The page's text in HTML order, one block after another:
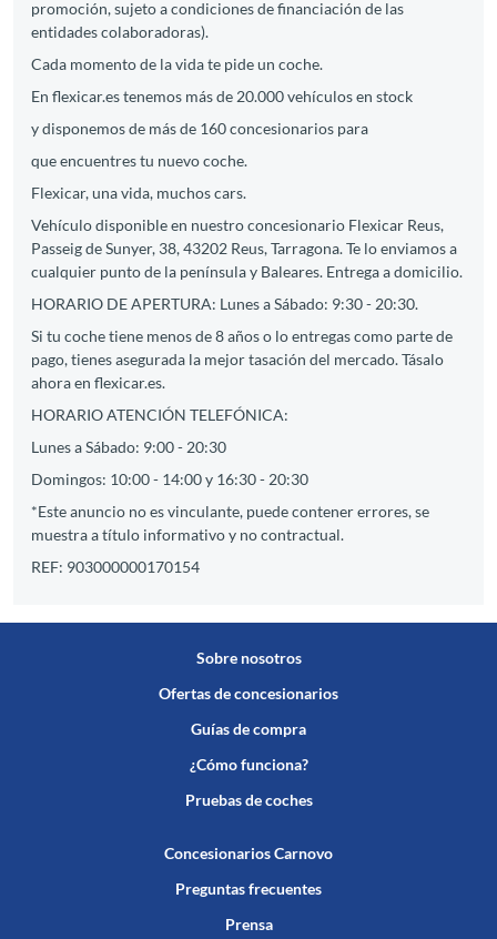
promoción, sujeto a condiciones de financiación de las
entidades colaboradoras).
Cada momento de la vida te pide un coche.
En flexicar.es tenemos más de 20.000 vehículos en stock
y disponemos de más de 160 concesionarios para
que encuentres tu nuevo coche.
Flexicar, una vida, muchos cars.
Vehículo disponible en nuestro concesionario Flexicar Reus,
Passeig de Sunyer, 38, 43202 Reus, Tarragona. Te lo enviamos a
cualquier punto de la península y Baleares. Entrega a domicilio.
HORARIO DE APERTURA: Lunes a Sábado: 9:30 - 20:30.
Si tu coche tiene menos de 8 años o lo entregas como parte de
pago, tienes asegurada la mejor tasación del mercado. Tásalo
ahora en flexicar.es.
HORARIO ATENCIÓN TELEFÓNICA:
Lunes a Sábado: 9:00 - 20:30
Domingos: 10:00 - 14:00 y 16:30 - 20:30
*Este anuncio no es vinculante, puede contener errores, se
muestra a título informativo y no contractual.
REF: 903000000170154
Sobre nosotros
Ofertas de concesionarios
Guías de compra
¿Cómo funciona?
Pruebas de coches
Concesionarios Carnovo
Preguntas frecuentes
Prensa